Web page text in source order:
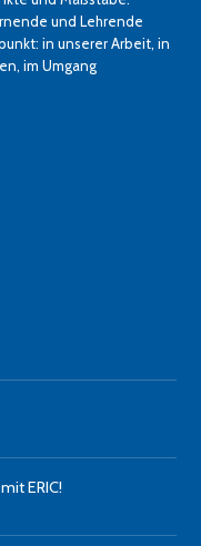
und Lehrende
in unserer Arbeit, in
im Umgang
ERIC!